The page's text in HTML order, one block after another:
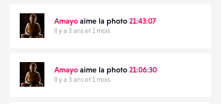
Amayo aime la photo 21:43:07
Il y a 3 ans et 1 mois
Amayo aime la photo 21:06:30
Il y a 3 ans et 1 mois